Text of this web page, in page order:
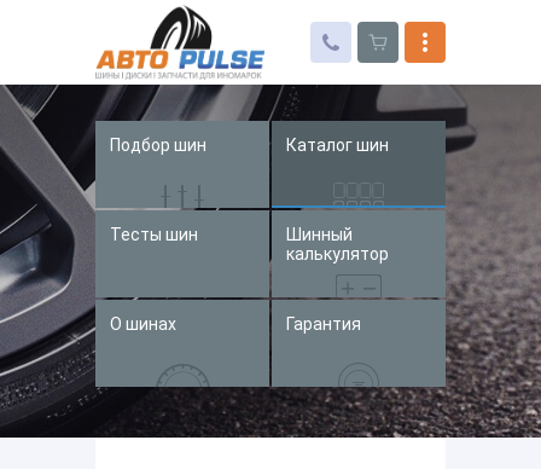
Автошины
Колесные диски
Запчасти для иномарок
Доставка и оплата
Контакты
Подбор шин Каталог шин
Тесты шин
Шинный
калькулятор
О шинах Гарантия